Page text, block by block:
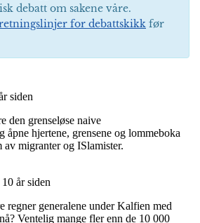
debatt om sakene våre.
for debattskikk før